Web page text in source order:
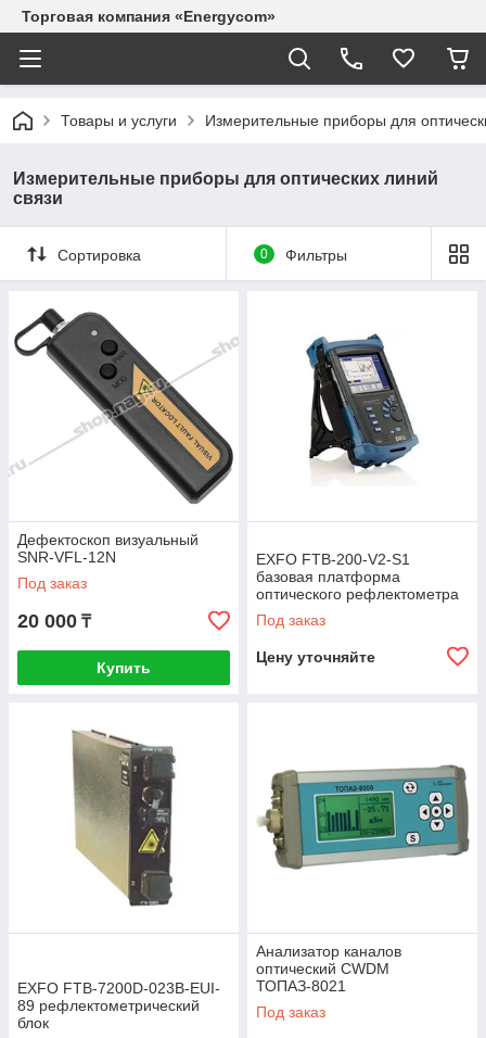
Торговая компания «Energycom»
Товары и услуги Измерительные приборы для
Измерительные приборы для оптических линий
связи
Сортировка 0 Фильтры
Дефектоскоп визуальный
SNR-VFL-12N
Под заказ
20 000 ₸
Купить
EXFO FTB-200-V2-S1
базовая платформа
оптического рефлектометра
Под заказ
Цену уточняйте
EXFO FTB-7200D-023B-EUI-
89 рефлектометрический
блок
Анализатор каналов
оптический CWDM
ТОПАЗ-8021
Под заказ